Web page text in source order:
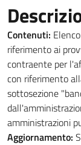
Contenuti:
riferimento ai
contraente per
con riferimento
sottosezione
amministrazioni
Aggiornamento: